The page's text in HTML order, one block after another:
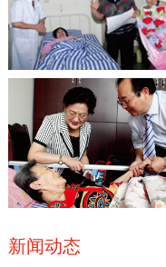
新闻动态